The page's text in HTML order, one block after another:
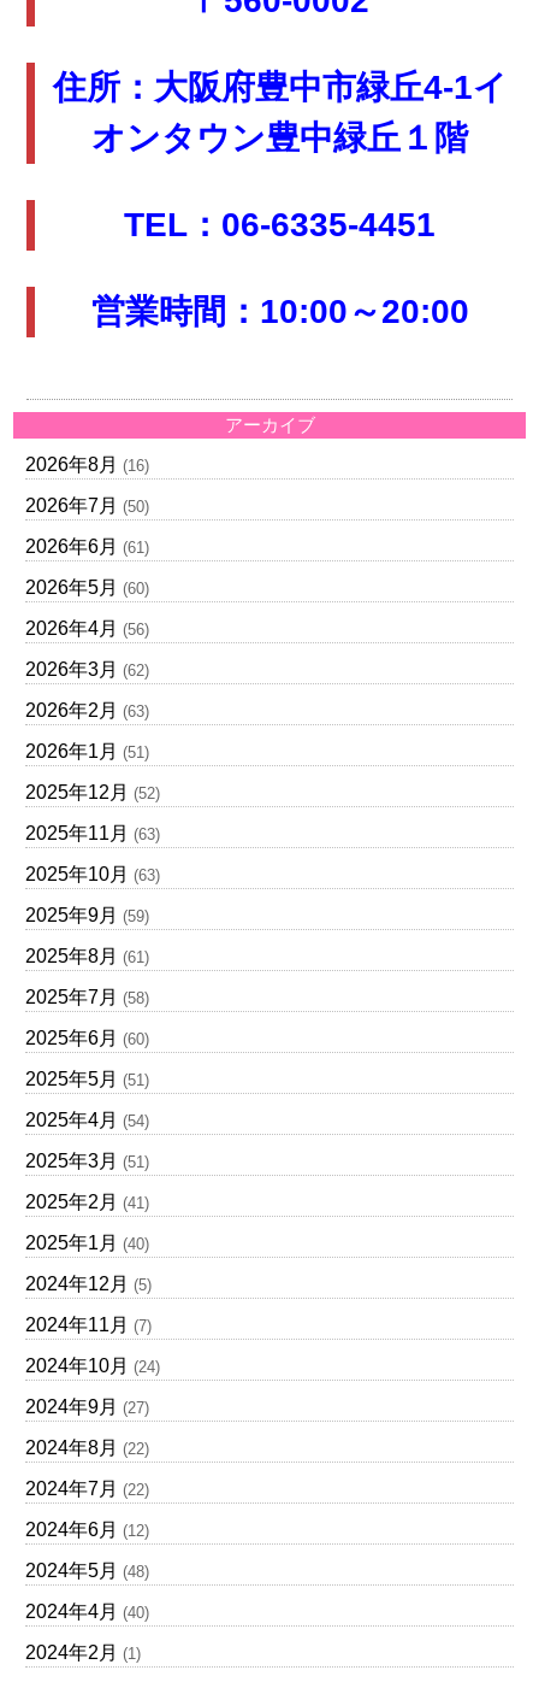
住所：大阪府豊中市緑丘4-1イ
オンタウン豊中緑丘１階
TEL：06-6335-4451
営業時間：10:00～20:00
アーカイブ
2026年8月 (16)
2026年7月 (50)
2026年6月 (61)
2026年5月 (60)
2026年4月 (56)
2026年3月 (62)
2026年2月 (63)
2026年1月 (51)
2025年12月 (52)
2025年11月 (63)
2025年10月 (63)
2025年9月 (59)
2025年8月 (61)
2025年7月 (58)
2025年6月 (60)
2025年5月 (51)
2025年4月 (54)
2025年3月 (51)
2025年2月 (41)
2025年1月 (40)
2024年12月 (5)
2024年11月 (7)
2024年10月 (24)
2024年9月 (27)
2024年8月 (22)
2024年7月 (22)
2024年6月 (12)
2024年5月 (48)
2024年4月 (40)
2024年2月 (1)